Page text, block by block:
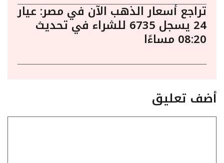
تراجع أسعار الذهب الآن في مصر: عيار
24 يسجل 6735 للشراء في تحديث
08:20 مساءًا
أضف تعليق